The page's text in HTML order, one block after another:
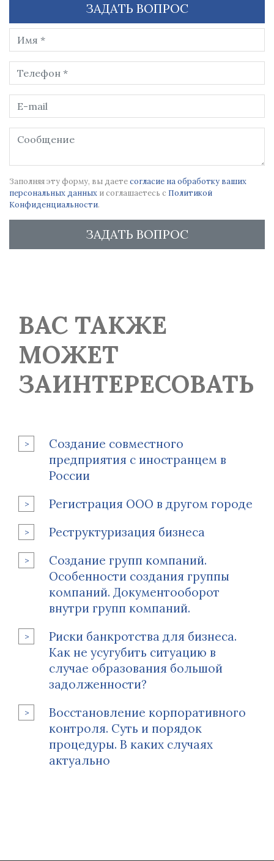
ЗАДАТЬ ВОПРОС
Заполняя эту форму, вы даетесогласие на обработку ваших
персональных данных и соглашаетесь с Политикой
Конфиденциальности.
ЗАДАТЬ ВОПРОС
ВАС ТАКЖЕ
МОЖЕТ
ЗАИНТЕРЕСОВАТЬ
Создание совместного
предприятия с иностранцем в
России
Регистрация ООО в другом городе
Реструктуризация бизнеса
Создание групп компаний.
Особенности создания группы
компаний. Документооборот
внутри групп компаний.
Риски банкротства для бизнеса.
Как не усугубить ситуацию в
случае образования большой
задолженности?
Восстановление корпоративного
контроля. Суть и порядок
процедуры. В каких случаях
актуально